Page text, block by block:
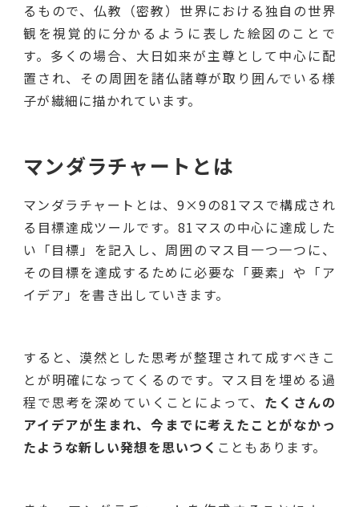
るもので、仏教（密教）世界における独自の世界
観を視覚的に分かるように表した絵図のことで
す。多くの場合、大日如来が主尊として中心に配
置され、その周囲を諸仏諸尊が取り囲んでいる様
子が繊細に描かれています。
マンダラチャートとは
マンダラチャートとは、9×9の81マスで構成され
る目標達成ツールです。81マスの中心に達成した
い「目標」を記入し、周囲のマス目一つ一つに、
その目標を達成するために必要な「要素」や「ア
イデア」を書き出していきます。
すると、漠然とした思考が整理されて成すべきこ
とが明確になってくるのです。マス目を埋める過
程で思考を深めていくことによって、 たくさんの
アイデアが生まれ、今までに考えたことがなかっ
たような新しい発想を思いつく こともあります。